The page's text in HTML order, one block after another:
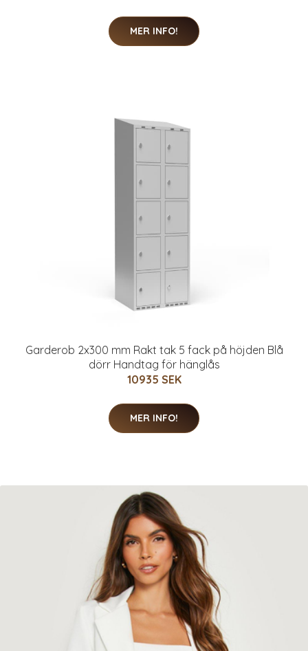
MER INFO!
Garderob 2x300 mm Rakt tak 5 fack på höjden Blå
dörr Handtag för hänglås
10935 SEK
MER INFO!